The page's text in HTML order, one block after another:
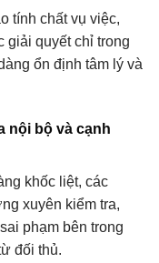
tính chất vụ việc,
quyết chỉ trong
ổn định tâm lý và
nội bộ và cạnh
khốc liệt, các
xuyên kiểm tra,
phạm bên trong
đối thủ.